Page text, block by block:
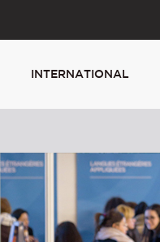
INTERNATIONAL